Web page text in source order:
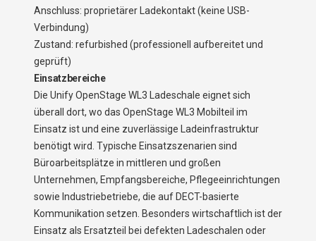
Anschluss: proprietärer Ladekontakt (keine USB-
Verbindung)
Zustand: refurbished (professionell aufbereitet und
geprüft)
Einsatzbereiche
Die Unify OpenStage WL3 Ladeschale eignet sich
überall dort, wo das OpenStage WL3 Mobilteil im
Einsatz ist und eine zuverlässige Ladeinfrastruktur
benötigt wird. Typische Einsatzszenarien sind
Büroarbeitsplätze in mittleren und großen
Unternehmen, Empfangsbereiche, Pflegeeinrichtungen
sowie Industriebetriebe, die auf DECT-basierte
Kommunikation setzen. Besonders wirtschaftlich ist der
Einsatz als Ersatzteil bei defekten Ladeschalen oder